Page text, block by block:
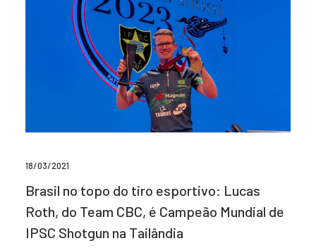
18/03/2021
Brasil no topo do tiro esportivo: Lucas
Roth, do Team CBC, é Campeão Mundial de
IPSC Shotgun na Tailândia